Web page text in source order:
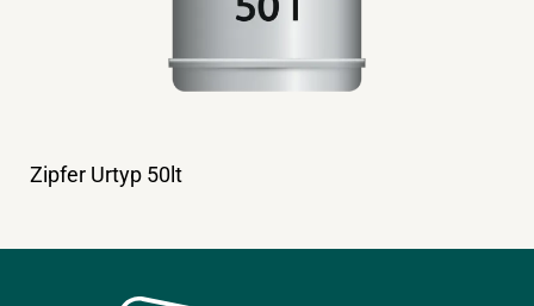
Zipfer Urtyp 50lt